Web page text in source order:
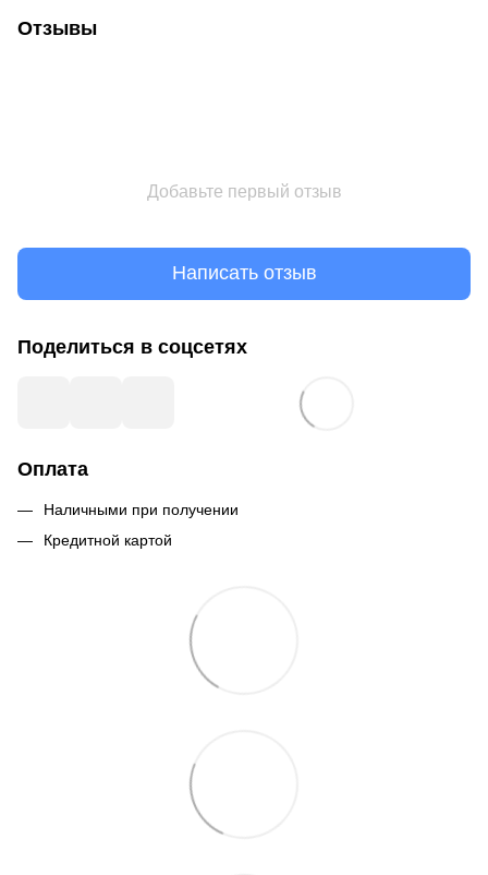
Отзывы
Добавьте первый отзыв
Написать отзыв
Поделиться в соцсетях
Оплата
Наличными при получении
Кредитной картой